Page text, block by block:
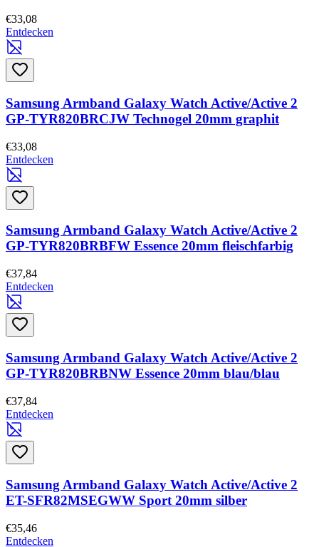
€33,08
Entdecken
Samsung Armband Galaxy Watch Active/Active 2
GP-TYR820BRCJW Technogel 20mm graphit
€33,08
Entdecken
Samsung Armband Galaxy Watch Active/Active 2
GP-TYR820BRBFW Essence 20mm fleischfarbig
€37,84
Entdecken
Samsung Armband Galaxy Watch Active/Active 2
GP-TYR820BRBNW Essence 20mm blau/blau
€37,84
Entdecken
Samsung Armband Galaxy Watch Active/Active 2
ET-SFR82MSEGWW Sport 20mm silber
€35,46
Entdecken